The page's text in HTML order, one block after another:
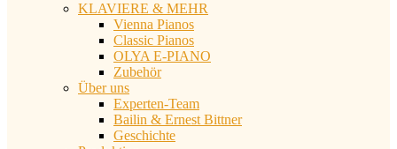
KLAVIERE & MEHR
Vienna Pianos
Classic Pianos
OLYA E-PIANO
Zubehör
Über uns
Experten-Team
Bailin & Ernest Bittner
Geschichte